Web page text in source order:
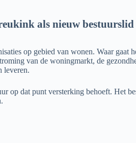
als nieuw
op gebied van wonen. Waar gaat
van de woningmarkt, de
leveren.
op dat punt versterking behoeft. Het